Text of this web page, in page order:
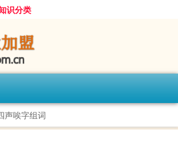
识分类
声唉字组词